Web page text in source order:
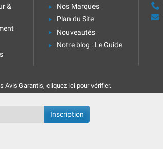
&
Nos Marques
Plan du Site
Nouveautés
Notre blog : Le Guide
Avis Garantis, cliquez ici pour vérifier.